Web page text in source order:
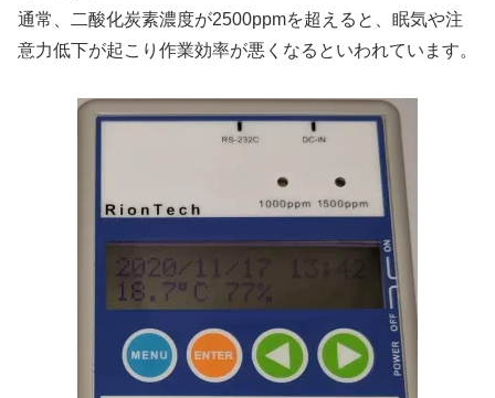
通常、二酸化炭素濃度が2500ppmを超えると、眠気や注
意力低下が起こり作業効率が悪くなるといわれています。